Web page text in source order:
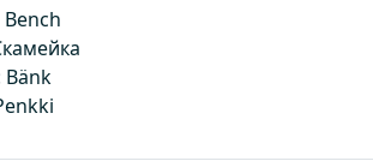
Bänk